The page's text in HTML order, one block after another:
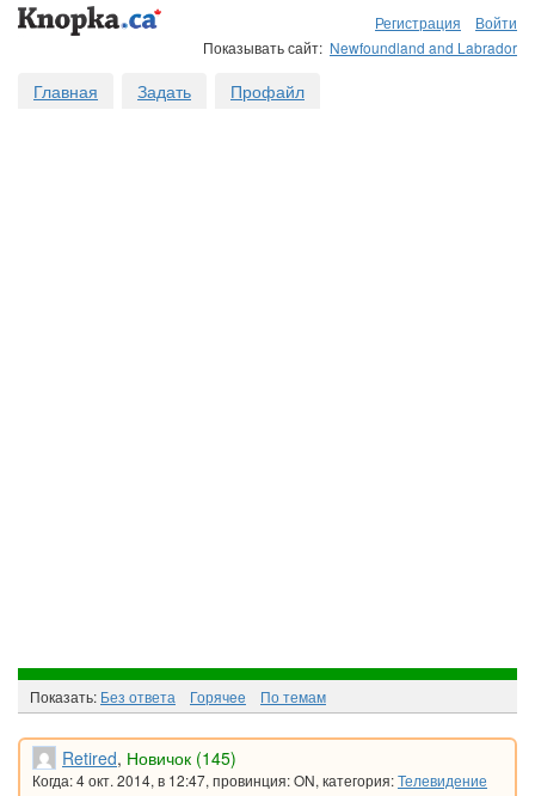
Регистрация
Войти
Показывать сайт: Newfoundland and Labrador
Главная Задать Профайл
Показать: Без ответа Горячee По темам
Retired, Новичок (145)
Когда: 4 окт. 2014, в 12:47, провинция: ON, категория:Телевидение